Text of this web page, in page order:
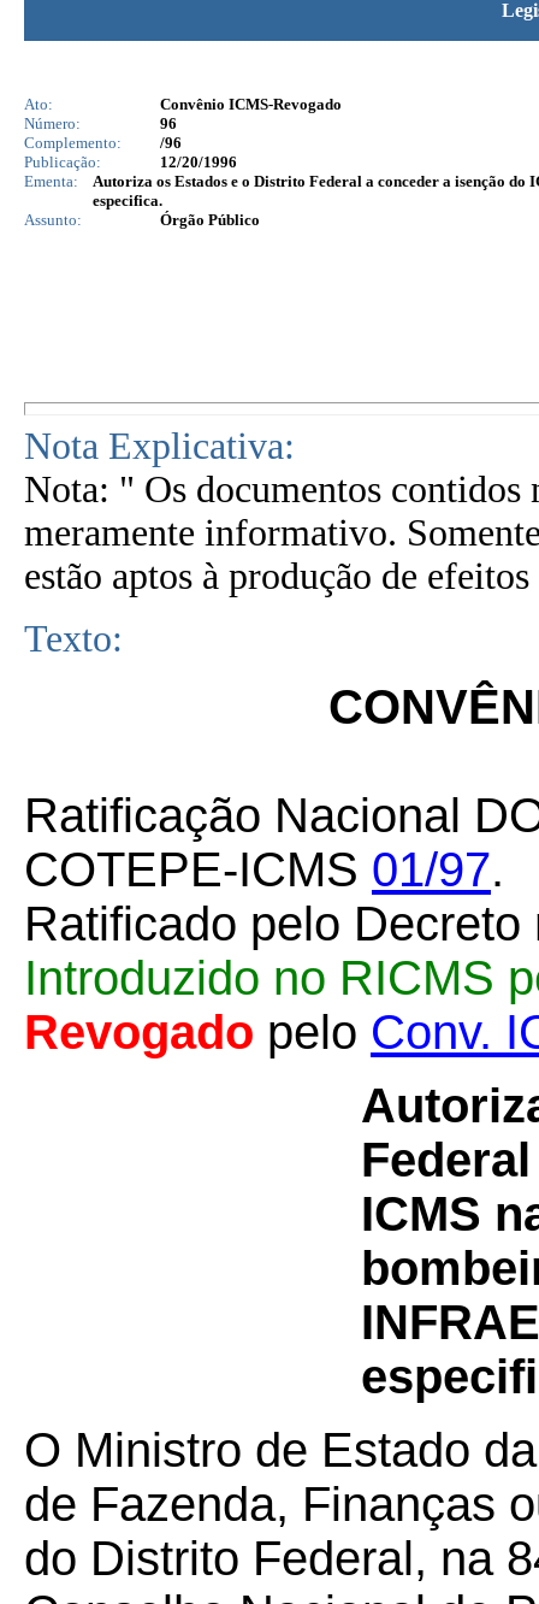
Ato:
Convênio ICMS-Revogado
Número:
96
Complemento:
/96
Publicação:
12/20/1996
Ementa:
Autoriza os Estados e o Distrito Federal a conceder a isenção do
especifica.
Assunto:
Órgão Público
Nota Explicativa:
Nota: " Os documentos contidos
meramente informativo.
estão aptos à produção de
Texto:
Ratificação Nacional
COTEPE-ICMS 01/97.
Ratificado pelo Decreto
Introduzido no RICMS
Revogado pelo Conv.
ICMS
O Ministro de Estado
de Fazenda, Finanças
do Distrito Federal, na